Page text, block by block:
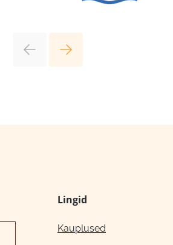
Lingid
Kauplused